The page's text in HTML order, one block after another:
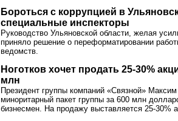
Бороться с коррупцией в
специальные инспекторы
Руководство Ульяновской области, желая
приняло решение о переформатировании
ведомств.
Ноготков хочет продать 25-30%
млн
Президент группы компаний «Связной»
миноритарный пакет группы за 600 млн
бизнесмен. На продажу выставляется 25-30%